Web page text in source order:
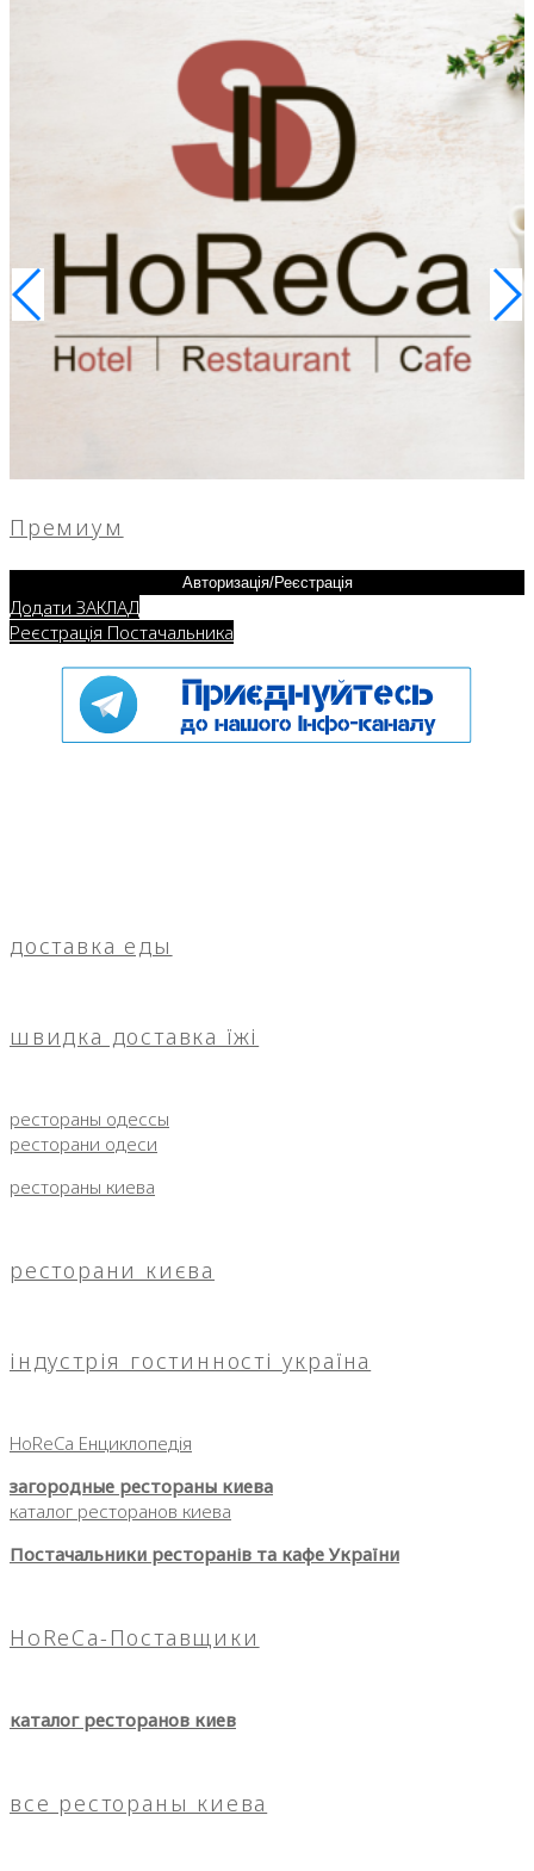
Премиум
Авторизація/Реєстрація
Додати ЗАКЛАД
Реєстрація Постачальника
доставка еды
швидка доставка їжі
рестораны одессы
ресторани одеси
рестораны киева
ресторани києва
індустрія гостинності україна
HoReCa Енциклопедія
загородные рестораны киева
каталог ресторанов киева
Постачальники ресторанів та кафе України
HoReCa-Поставщики
каталог ресторанов киев
все рестораны киева